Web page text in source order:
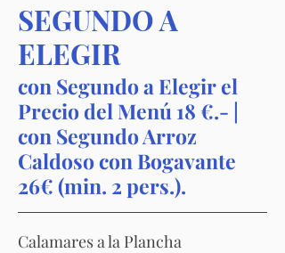
SEGUNDO A
ELEGIR
con Segundo a Elegir el
Precio del Menú 18 €.- |
con Segundo Arroz
Caldoso con Bogavante
26€ (min. 2 pers.).
Calamares a la Plancha